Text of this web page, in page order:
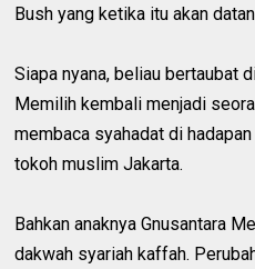
Bush yang ketika itu akan
Siapa nyana, beliau bertaubat
Memilih kembali menjadi
membaca syahadat di
tokoh muslim Jakarta.
Bahkan anaknya Gnusantara
dakwah syariah kaffah.